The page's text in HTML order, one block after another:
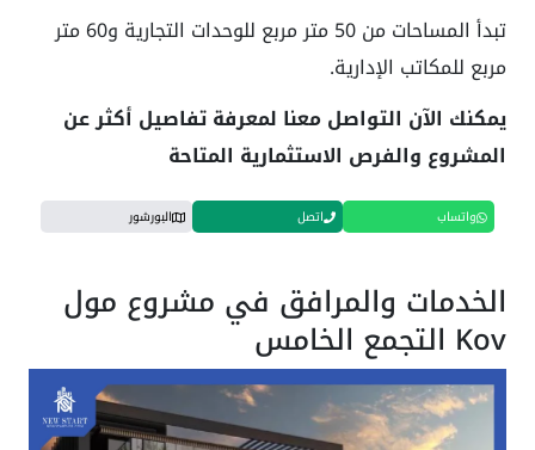
تبدأ المساحات من 50 متر مربع للوحدات التجارية و60 متر
مربع للمكاتب الإدارية.
يمكنك الآن التواصل معنا لمعرفة تفاصيل أكثر عن
المشروع والفرص الاستثمارية المتاحة
واتساب اتصل البورشور
الخدمات والمرافق في مشروع مول
Kov التجمع الخامس